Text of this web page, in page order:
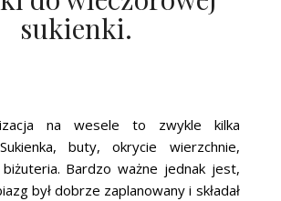
sukienki.
na wesele to zwykle kilka
buty, okrycie wierzchnie,
Bardzo ważne jednak jest,
był dobrze zaplanowany i składał